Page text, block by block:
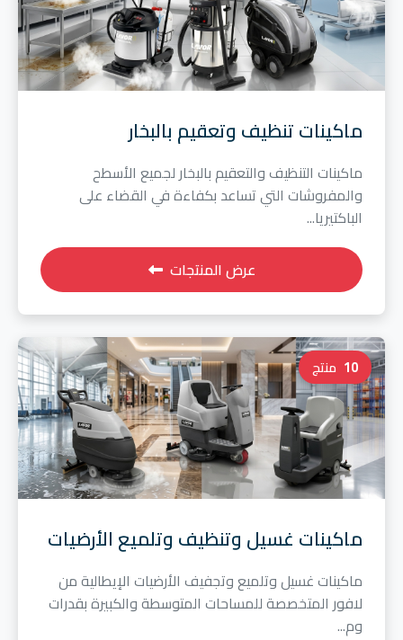
ماكينات تنظيف وتعقيم بالبخار
ماكينات التنظيف والتعقيم بالبخار لجميع الأسطح
والمفروشات التي تساعد بكفاءة في القضاء على
الباكتيريا...
عرض المنتجات
10 منتج
ماكينات غسيل وتنظيف وتلميع الأرضيات
ماكينات غسيل وتلميع وتجفيف الأرضيات الإيطالية من
لافور المتخصصة للمساحات المتوسطة والكبيرة بقدرات
وم...